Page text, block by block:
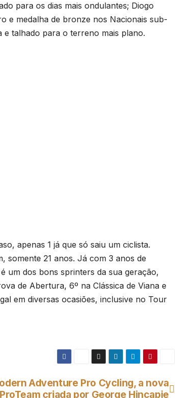
para os dias mais ondulantes; Diogo
e medalha de bronze nos Nacionais sub-
e talhado para o terreno mais plano.
apenas 1 já que só saiu um ciclista.
somente 21 anos. Já com 3 anos de
um dos bons sprinters da sua geração,
de Abertura, 6º na Clássica de Viana e
em diversas ocasiões, inclusive no Tour
Adventure Pro Cycling, a nova
ProTeam criada por George Hincapie